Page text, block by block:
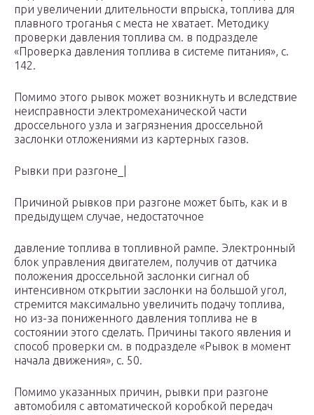
при увеличении длительности впрыска, топлива для
плавного троганья с места не хватает. Методику
проверки давления топлива см. в подразделе
«Проверка давления топлива в системе питания», с.
142.
Помимо этого рывок может возникнуть и вследствие
неисправности электромеханической части
дроссельного узла и загрязнения дроссельной
заслонки отложениями из картерных газов.
Рывки при разгоне_|
Причиной рывков при разгоне может быть, как и в
предыдущем случае, недостаточное
давление топлива в топливной рампе. Электронный
блок управления двигателем, получив от датчика
положения дроссельной заслонки сигнал об
интенсивном открытии заслонки на большой угол,
стремится максимально увеличить подачу топлива,
но из-за пониженного давления топлива не в
состоянии этого сделать. Причины такого явления и
способ проверки см. в подразделе «Рывок в момент
начала движения», с. 50.
Помимо указанных причин, рывки при разгоне
автомобиля с автоматической коробкой передач